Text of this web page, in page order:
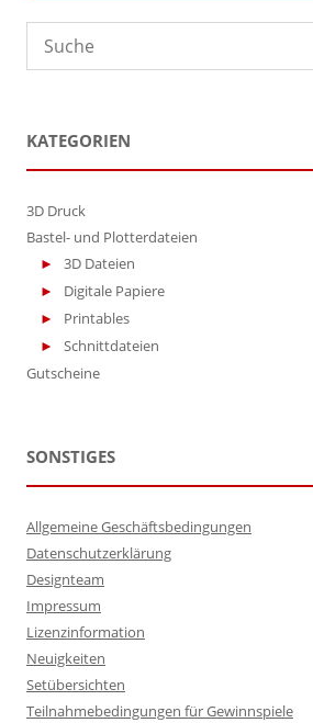
auf
der
Produktseite
gewählt
auf
gewählt
KATEGORIEN
3D Druck
Bastel- und Plotterdateien
3D Dateien
Digitale Papiere
Printables
Schnittdateien
Gutscheine
SONSTIGES
Allgemeine Geschäftsbedingungen
Datenschutzerklärung
Designteam
Impressum
Lizenzinformation
Neuigkeiten
Setübersichten
Teilnahmebedingungen für Gewinnspiele